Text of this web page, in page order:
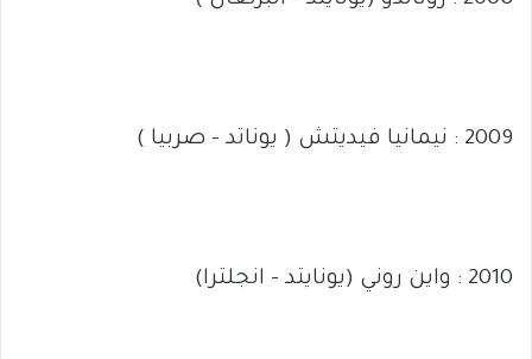
2009 : نيمانيا فيديتش ( يوناتد – صربيا )
2010 : واين روني (يونايتد – انجلترا)